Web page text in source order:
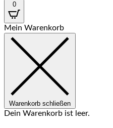
0
Mein Warenkorb
Warenkorb schließen
Dein Warenkorb ist leer.